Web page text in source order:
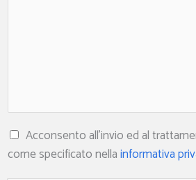
A
c
Acconsento all'invio ed al
come specificato nellainformativa